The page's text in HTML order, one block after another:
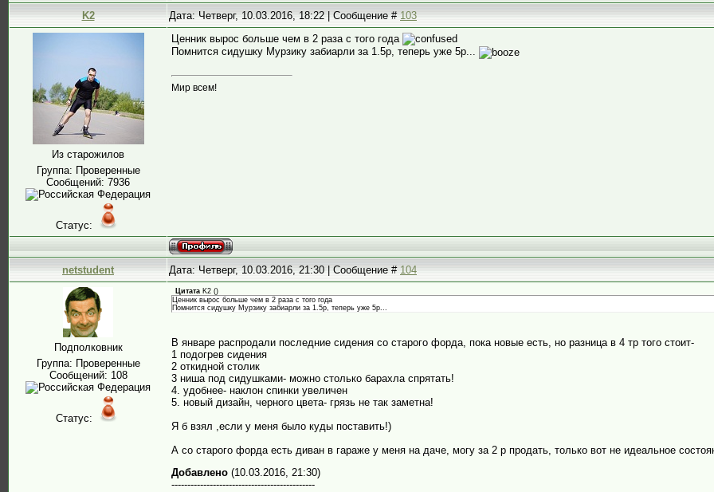
K2 Дата: Четверг, 10.03.2016, 18:22 | Сообщение #103
Из старожилов
Группа: Проверенные
Сообщений: 7936
Статус:
Ценник вырос больше чем в 2 раза с того года
Помнится сидушку Мурзику забиарли за 1.5р, теперь уже 5р...
Мир всем!
netstudent Дата: Четверг, 10.03.2016, 21:30 | Сообщение #104
Подполковник
Группа: Проверенные
Сообщений: 108
Статус:
Цитата K2 ()
Ценник вырос больше чем в 2 раза с того года
Помнится сидушку Мурзику забиарли за 1.5р, теперь уже 5р...
В январе распродали последние сидения со старого форда, пока новые есть, но разница в 4 тр того стоит-
1 подогрев сидения
2 откидной столик
3 ниша под сидушками- можно столько барахла спрятать!
4. удобнее- наклон спинки увеличен
5. новый дизайн, черного цвета- грязь не так заметна!
Я б взял ,если у меня было куды поставить!)
А со старого форда есть диван в гараже у меня на даче, могу за 2 р продать, только вот не идеальное
Добавлено (10.03.2016, 21:30)
---------------------------------------------